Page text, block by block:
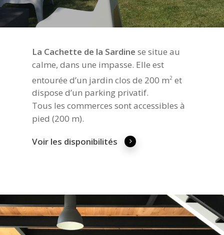
La Cachette de la Sardine se situe au
calme, dans une impasse. Elle est
entourée d’un jardin clos de 200 m2 et
dispose d’un parking privatif.
Tous les commerces sont accessibles à
pied (200 m).
Voir les disponibilités